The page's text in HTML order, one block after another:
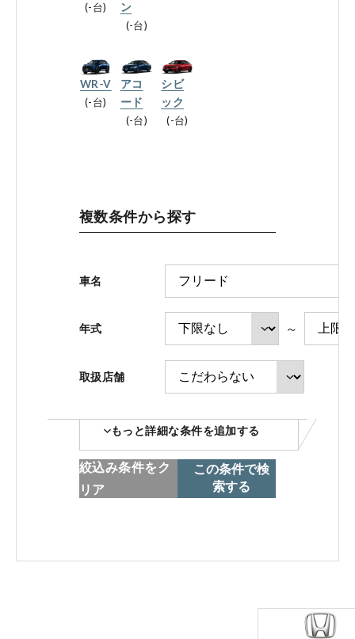
お引越しのお客様へ
サイトご利用にあたって
プライバシーポリシー
中古車在庫検索 トップページ
コーポレートサイト
点検・整備のご予約
各店舗へのお問い合わせ
-台
ン
-台
WR-V
-台
アコ
ード
-台
シビ
ック
-台
複数条件から探す
車名
年式 ～
取扱店舗
もっと詳細な条件を追加する
絞込み条件をク
リア
この条件で検
索する